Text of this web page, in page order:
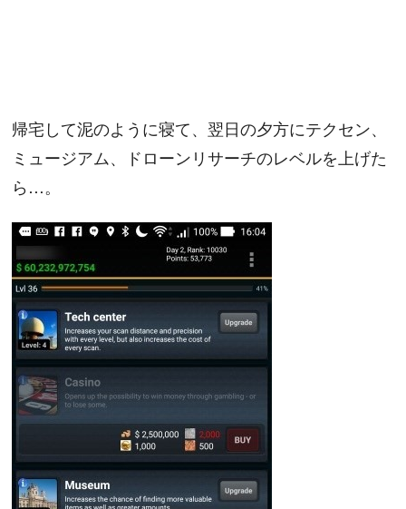
帰宅して泥のように寝て、翌日の夕方にテクセン、
ミュージアム、ドローンリサーチのレベルを上げた
ら…。